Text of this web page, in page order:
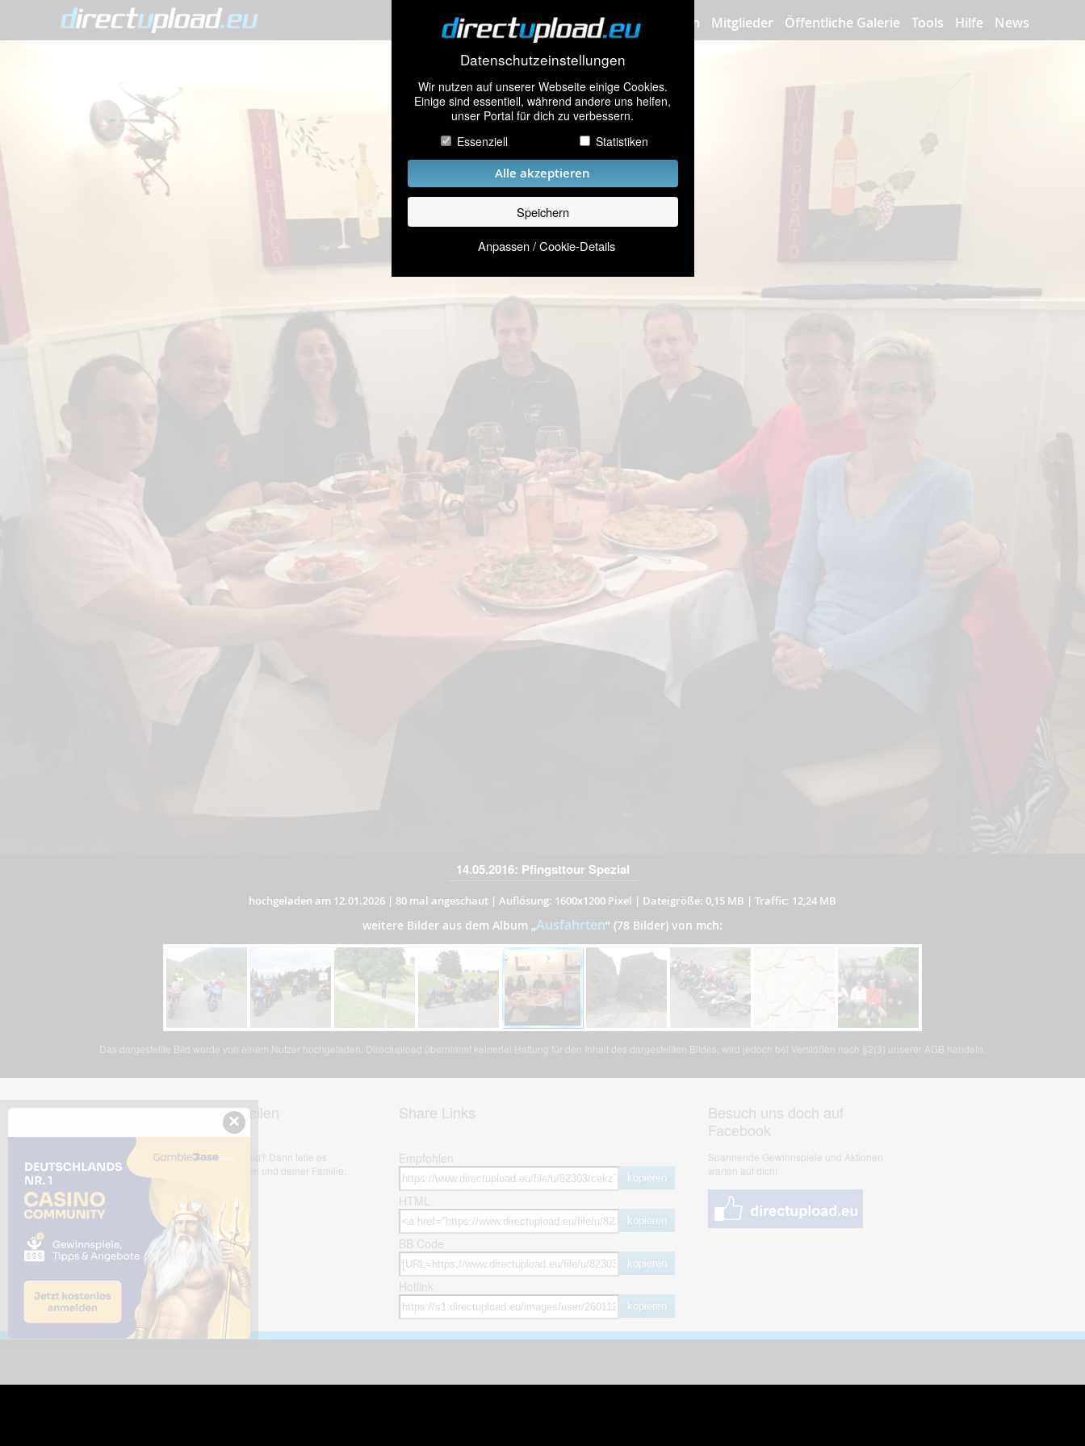
Datenschutzeinstellungen
Wir nutzen auf unserer Webseite einige Cookies.
Einige sind essentiell, während andere uns helfen,
unser Portal für dich zu verbessern.
Essenziell
Statistiken
Alle akzeptieren
Speichern
Anpassen / Cookie-Details
Bilder hochladen Mitglieder Öffentliche Galerie Tools Hilfe News
14.05.2016: Pfingsttour Spezial
hochgeladen am 12.01.2026 | 80 mal angeschaut | Auflösung: 1600x1200 Pixel | Dateigröße: 0,15 MB | Traffic: 12,24 MB
weitere Bilder aus dem Album „Ausfahrten” (78 Bilder) von mch:
Das dargestellte Bild wurde von einem Nutzer hochgeladen. Directupload übernimmt keinerlei Haftung für den Inhalt des dargestellten Bildes, wird jedoch bei Verstößen nach §2(3) unserer AGB handeln.
Dieses Bild teilen
Dir gefällt dieses Bild? Dann teile es
mit deinen Freunden und deiner Familie.
Share Links
Empfohlen
kopieren
HTML
kopieren
BB Code
kopieren
Hotlink
kopieren
Besuch uns doch auf
Facebook
Spannende Gewinnspiele und Aktionen
warten auf dich!
×